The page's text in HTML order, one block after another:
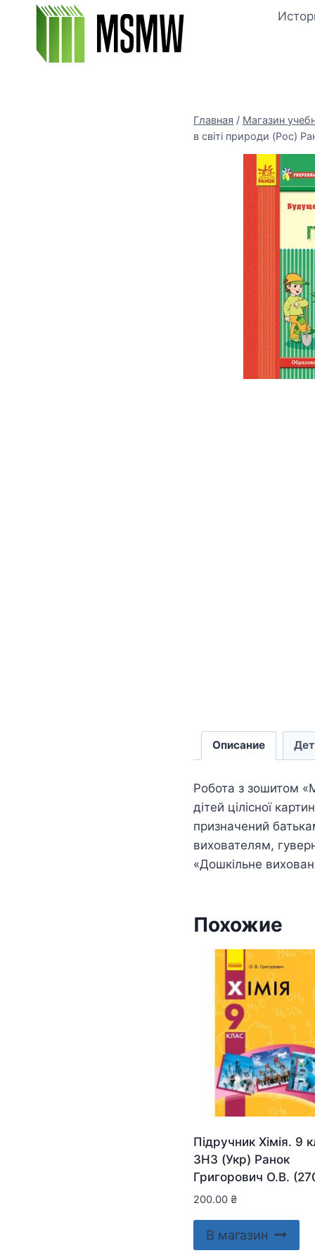
Перейти
содержимому
Главная / Магазин
в світі природи (Рос)
Описание
Робота з зошитом
дітей цілісної
призначений
вихователям,
«Дошкільне
Похожие
Підручник Хімія. 9
ЗНЗ (Укр) Ранок
Григорович О.В.
200.00 ₴
В магазин